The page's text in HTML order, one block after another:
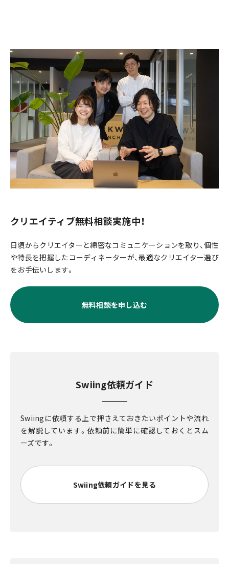
クリエイティブ無料相談実施中！
日頃からクリエイターと綿密なコミュニケーションを取り、個性
や特長を把握したコーディネーターが、最適なクリエイター選び
をお手伝いします。
無料相談を申し込む
Swiing依頼ガイド
Swiingに依頼する上で押さえておきたいポイントや流れ
を解説しています。依頼前に簡単に確認しておくとスム
ーズです。
Swiing依頼ガイドを見る